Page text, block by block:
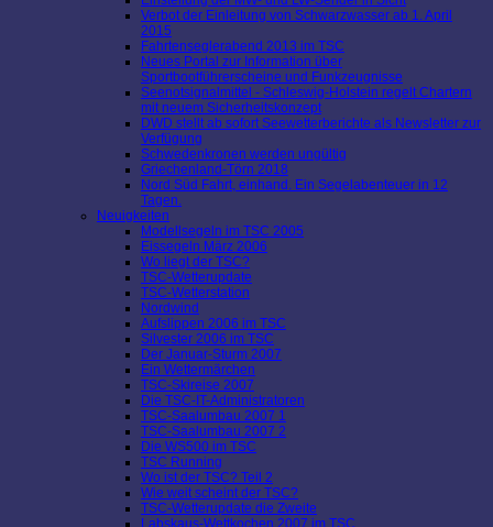
Verbot der Einleitung von Schwarzwasser ab 1. April
2015
Fahrtenseglerabend 2013 im TSC
Neues Portal zur Information über
Sportbootführerscheine und Funkzeugnisse
Seenotsignalmittel - Schleswig-Holstein regelt Chartern
mit neuem Sicherheitskonzept
DWD stellt ab sofort Seewetterberichte als Newsletter zur
Verfügung
Schwedenkronen werden ungültig
Griechenland-Törn 2018
Nord Süd Fahrt, einhand. Ein Segelabenteuer in 12
Tagen.
Neuigkeiten
Modellsegeln im TSC 2005
Eissegeln März 2006
Wo liegt der TSC?
TSC-Wetterupdate
TSC-Wetterstation
Nordwind
Aufslippen 2006 im TSC
Silvester 2006 im TSC
Der Januar-Sturm 2007
Ein Wettermärchen
TSC-Skireise 2007
Die TSC-IT-Administratoren
TSC-Saalumbau 2007 1
TSC-Saalumbau 2007 2
Die WS500 im TSC
TSC Running
Wo ist der TSC? Teil 2
Wie weit scheint der TSC?
TSC-Wetterupdate die Zweite